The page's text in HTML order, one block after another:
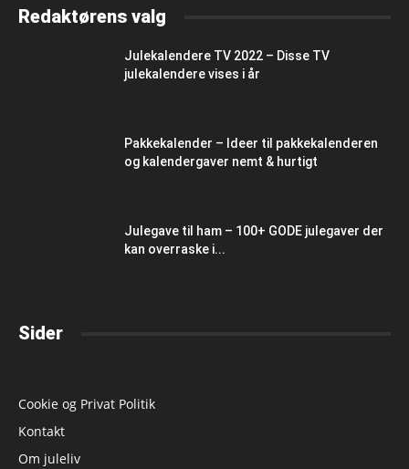
Redaktørens valg
Julekalendere TV 2022 – Disse TV
julekalendere vises i år
Pakkekalender – Ideer til pakkekalenderen
og kalendergaver nemt & hurtigt
Julegave til ham – 100+ GODE julegaver der
kan overraske i...
Sider
Cookie og Privat Politik
Kontakt
Om juleliv